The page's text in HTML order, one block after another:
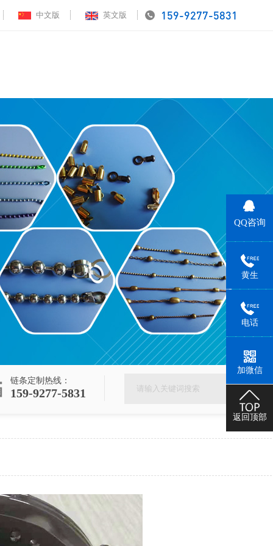
中文版 英文版 159-9277-5831
五金饰品链条 视频中心 公司动态 关于领航
链条定制热线：
159-9277-5831
QQ咨询
黄生
电话
加微信
返回顶部